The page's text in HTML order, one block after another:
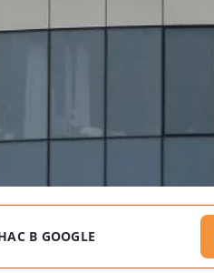
В GOOGLE